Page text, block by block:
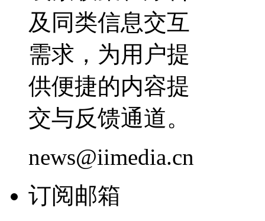
及同类信息交互
需求，为用户提
供便捷的内容提
交与反馈通道。
news@iimedia.cn
订阅邮箱